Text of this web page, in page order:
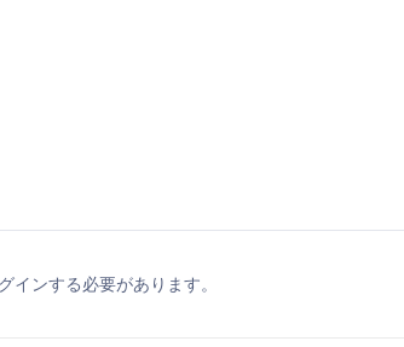
インする必要があります。